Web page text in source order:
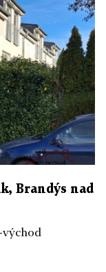
Brandýs nad
východ